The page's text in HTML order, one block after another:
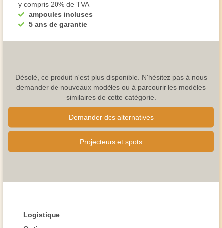
ampoules incluses
5 ans de garantie
y compris 20% de TVA
Désolé, ce produit n'est plus disponible. N'hésitez pas à nous
demander de nouveaux modèles ou à parcourir les modèles
similaires de cette catégorie.
Demander des alternatives
Projecteurs et spots
Logistique